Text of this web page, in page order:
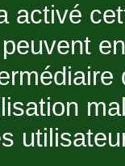
activé